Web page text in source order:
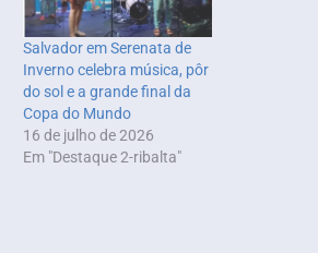
Salvador em Serenata de
Inverno celebra música, pôr
do sol e a grande final da
Copa do Mundo
16 de julho de 2026
Em "Destaque 2-ribalta"